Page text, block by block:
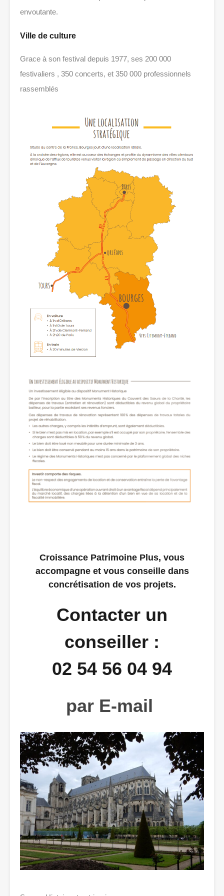
envoutante.
Ville de culture
Grace à son festival depuis 1977, ses 200 000
festivaliers , 350 concerts, et 350 000 professionnels
rassemblés
Croissance Patrimoine Plus, vous
accompagne et vous conseille dans
concrétisation de vos projets.
Contacter un
conseiller :
02 54 56 04 94
par E-mail